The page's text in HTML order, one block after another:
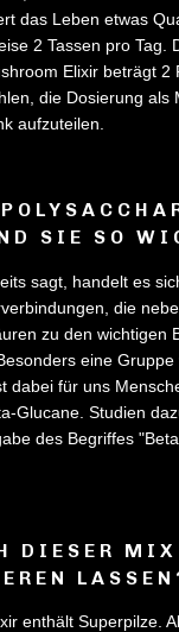
das Leben etwas
2 Tassen pro Tag.
Elixir beträgt 2
die Dosierung als
aufzuteilen.
SIE SO
sagt, handelt es
die
zu den wichtigen
eine Gruppe
dabei für uns
Glucane. Studien
des Begriffes
DIESER MIX
enthält Superpilze.